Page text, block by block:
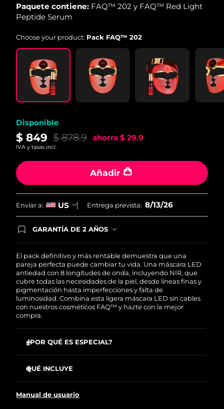
Paquete contiene: FAQ™ 202 y FAQ™ Red Light
Peptide Serum
Choose your product: Pack FAQ™ 202
Disponible
$ 849 $ 878.9 ahorra $ 29.9
IVA y tasas incl.
Añadir
Enviar a: US Entrega prevista: 8/13/26
GARANTÍA DE 2 AÑOS
de tener algún problema durante los 2 años
posteriores a tu compra, FOREO te remplazará el
producto sin cargo alguno.
El pack definitivo y más rentable demuestra que una
pareja perfecta puede cambiar tu vida. Una máscara LED
antiedad con 8 longitudes de onda, incluyendo NIR, que
cubre todas las necesidades de la piel, desde líneas finas y
pigmentación hasta imperfecciones y falta de
luminosidad. Combina esta ligera máscara LED sin cables
con nuestros cosméticos FAQ™ y hazte con la mejor
compra.
¿POR QUÉ ES ESPECIAL?
32 % en solo 2 semanas.
Mejora significativamente la firmeza y elasticidad de la
QUÉ INCLUYE
FAQ™ Red Light Peptide Serum
Manual de usuario